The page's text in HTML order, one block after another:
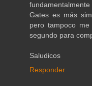
Gates es más
pero tampoco
segundo para
Saludicos
Responder